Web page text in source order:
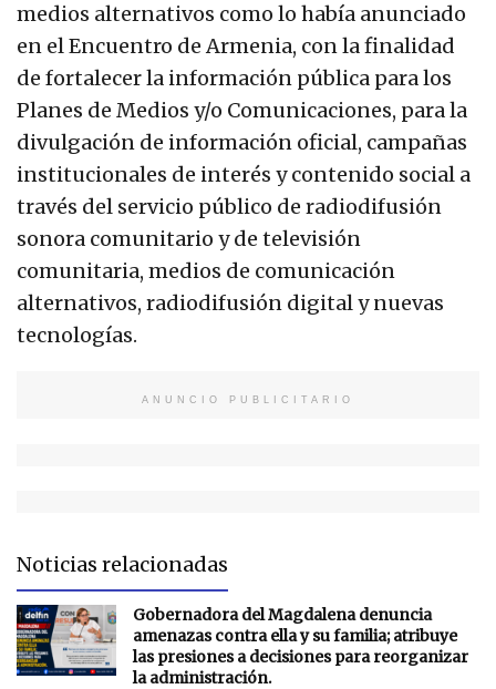
medios alternativos como lo había anunciado
en el Encuentro de Armenia, con la finalidad
de fortalecer la información pública para los
Planes de Medios y/o Comunicaciones, para la
divulgación de información oficial, campañas
institucionales de interés y contenido social a
través del servicio público de radiodifusión
sonora comunitario y de televisión
comunitaria, medios de comunicación
alternativos, radiodifusión digital y nuevas
tecnologías.
ANUNCIO PUBLICITARIO
Noticias relacionadas
Gobernadora del Magdalena denuncia
amenazas contra ella y su familia; atribuye
las presiones a decisiones para reorganizar
la administración.